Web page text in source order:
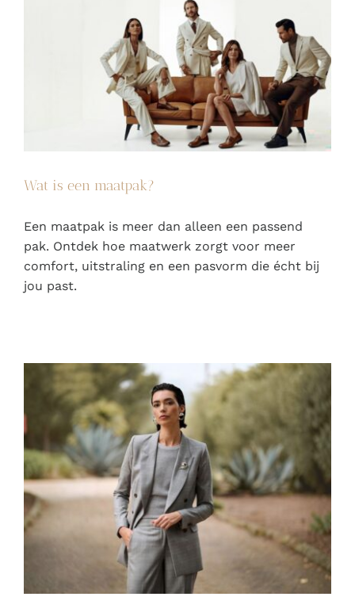
Wat is een maatpak?
Een maatpak is meer dan alleen een passend
pak. Ontdek hoe maatwerk zorgt voor meer
comfort, uitstraling en een pasvorm die écht bij
jou past.